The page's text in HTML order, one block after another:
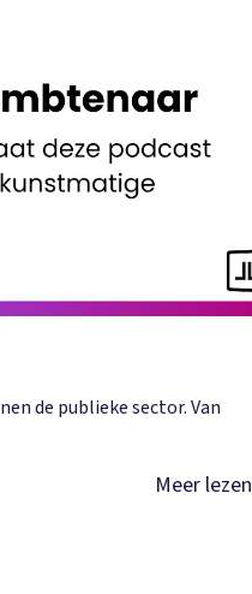
de publieke sector. Van
Meer lezen